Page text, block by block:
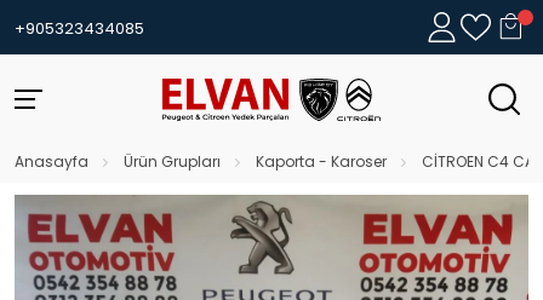
+905323434085
Anasayfa Ürün Grupları Kaporta - Karoser CİTROEN C4